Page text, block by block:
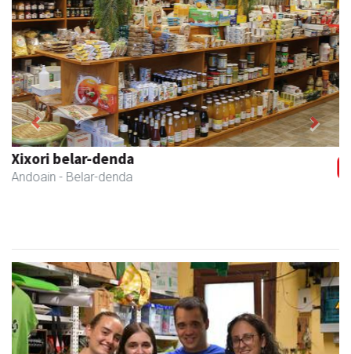
Amasa kafetegia
Amasa-Villabona - Gozotegiak
Previous Next